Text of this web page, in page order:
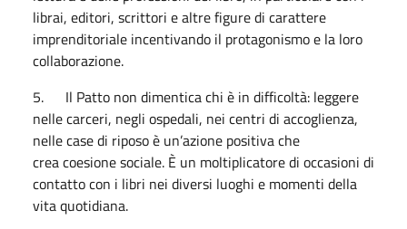
librai, editori, scrittori e altre figure di carattere
imprenditoriale incentivando il protagonismo e la loro
collaborazione.
5. Il Patto non dimentica chi è in difficoltà: leggere
nelle carceri, negli ospedali, nei centri di accoglienza,
nelle case di riposo è un’azione positiva che
crea coesione sociale. È un moltiplicatore di occasioni di
contatto con i libri nei diversi luoghi e momenti della
vita quotidiana.